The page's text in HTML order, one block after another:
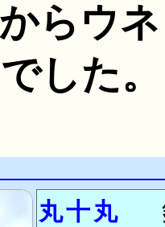
らウ
した
丸十丸